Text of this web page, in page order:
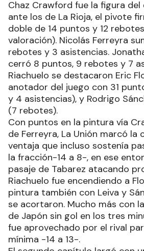
Chaz Crawford fue la figura
ante los de La Rioja, el pivote
doble de 14 puntos y 12
valoración). Nicolás Ferreyra
rebotes y 3 asistencias.
cerró 8 puntos, 9 rebotes y 7
Riachuelo se destacaron Eric
anotador del juego con 31
y 4 asistencias), y Rodrigo
(7 rebotes).
Con puntos en la pintura vía
de Ferreyra, La Unión marcó la
ventaja que incluso sostenía
la fracción-14 a 8-, en ese
pasaje de Tabarez atacando
Riachuelo fue encendiendo a
pintura también con Leiva y
se acortaron. Mucho más con
de Japón sin gol en los tres
fue aprovechado por el rival
mínima -14 a 13-.